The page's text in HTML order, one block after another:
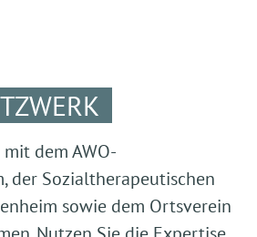
dem AWO-
der Sozialtherapeutischen
sowie dem Ortsverein